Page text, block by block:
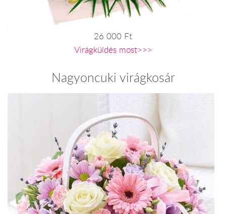
26 000 Ft
Virágküldés most>>>
Nagyoncuki virágkosár